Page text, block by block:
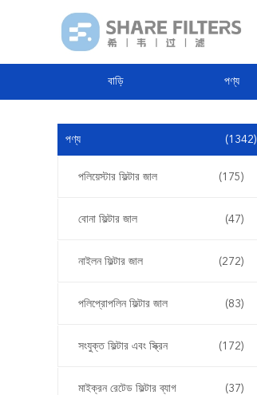
বাড়ি পণ্য
পণ্য (1342)
পলিয়েস্টার ফিল্টার জাল (175)
বোনা ফিল্টার জাল (47)
নাইলন ফিল্টার জাল (272)
পলিপ্রোপলিন ফিল্টার জাল (83)
সংযুক্ত ফিল্টার এবং স্ক্রিন (172)
মাইক্রন রেটেড ফিল্টার ব্যাগ (37)